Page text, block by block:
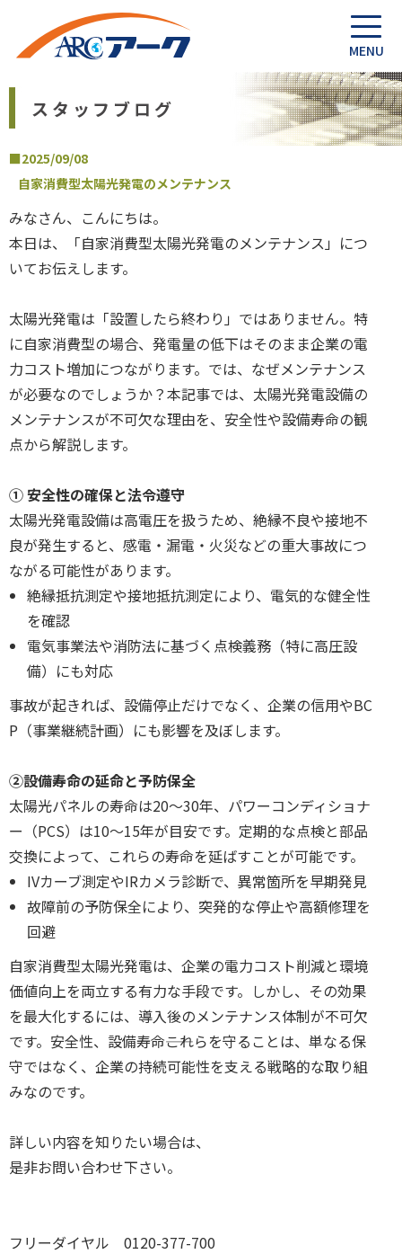
スタッフブログ
■2025/09/08
自家消費型太陽光発電のメンテナンス
みなさん、こんにちは。
本日は、「自家消費型太陽光発電のメンテナンス」につ
いてお伝えします。
太陽光発電は「設置したら終わり」ではありません。特
に自家消費型の場合、発電量の低下はそのまま企業の電
力コスト増加につながります。では、なぜメンテナンス
が必要なのでしょうか？本記事では、太陽光発電設備の
メンテナンスが不可欠な理由を、安全性や設備寿命の観
点から解説します。
① 安全性の確保と法令遵守
太陽光発電設備は高電圧を扱うため、絶縁不良や接地不
良が発生すると、感電・漏電・火災などの重大事故につ
ながる可能性があります。
絶縁抵抗測定や接地抵抗測定により、電気的な健全性
を確認
電気事業法や消防法に基づく点検義務（特に高圧設
備）にも対応
事故が起きれば、設備停止だけでなく、企業の信用やBC
P（事業継続計画）にも影響を及ぼします。
②設備寿命の延命と予防保全
太陽光パネルの寿命は20〜30年、パワーコンディショナ
ー（PCS）は10〜15年が目安です。定期的な点検と部品
交換によって、これらの寿命を延ばすことが可能です。
IVカーブ測定やIRカメラ診断で、異常箇所を早期発見
故障前の予防保全により、突発的な停止や高額修理を
回避
自家消費型太陽光発電は、企業の電力コスト削減と環境
価値向上を両立する有力な手段です。しかし、その効果
を最大化するには、導入後のメンテナンス体制が不可欠
です。安全性、設備寿命――これらを守ることは、単なる保
守ではなく、企業の持続可能性を支える戦略的な取り組
みなのです。
詳しい内容を知りたい場合は、
是非お問い合わせ下さい。
フリーダイヤル 0120-377-700